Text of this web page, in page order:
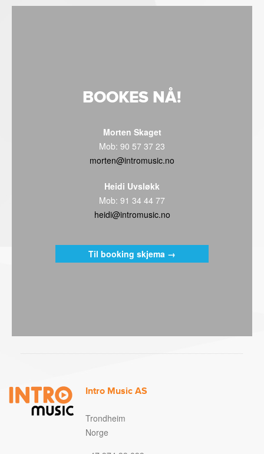
BOOKES NÅ!
Morten Skaget
Mob: 90 57 37 23
morten@intromusic.no
Heidi Uvsløkk
Mob: 91 34 44 77
heidi@intromusic.no
Til booking skjema →
Intro Music AS
Trondheim
Norge